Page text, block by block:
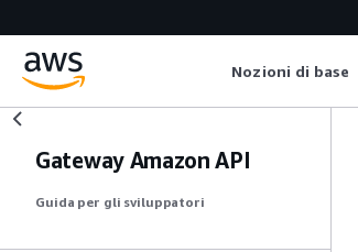
Nozioni di base
Gateway Amazon API
Guida per gli sviluppatori